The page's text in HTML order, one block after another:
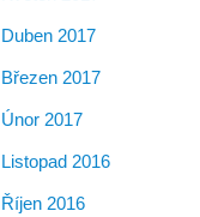
Duben 2017
Březen 2017
Únor 2017
Listopad 2016
Říjen 2016